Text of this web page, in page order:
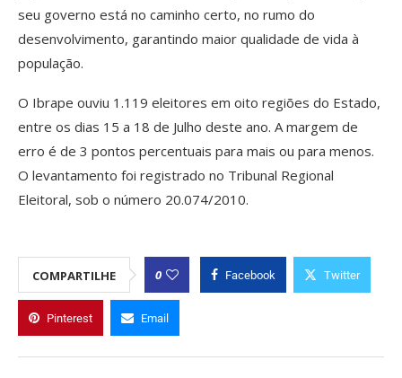
seu governo está no caminho certo, no rumo do
desenvolvimento, garantindo maior qualidade de vida à
população.
O Ibrape ouviu 1.119 eleitores em oito regiões do Estado,
entre os dias 15 a 18 de Julho deste ano. A margem de
erro é de 3 pontos percentuais para mais ou para menos.
O levantamento foi registrado no Tribunal Regional
Eleitoral, sob o número 20.074/2010.
COMPARTILHE 0 Facebook Twitter
Pinterest Email